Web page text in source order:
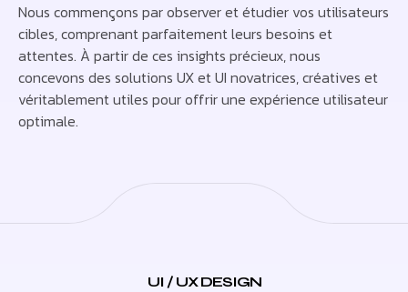
Nous commençons par observer et étudier vos utilisateurs
cibles, comprenant parfaitement leurs besoins et
attentes. À partir de ces insights précieux, nous
concevons des solutions UX et UI novatrices, créatives et
véritablement utiles pour offrir une expérience utilisateur
optimale.
UI / UX DESIGN